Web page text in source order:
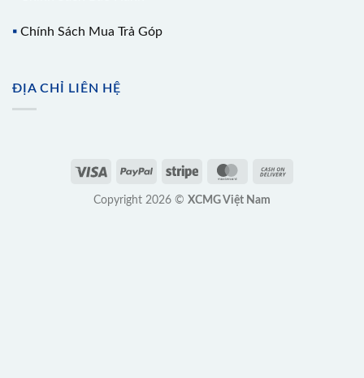
▪️ Chính Sách Mua Trả Góp
ĐỊA CHỈ LIÊN HỆ
Copyright 2026 © XCMG Việt Nam